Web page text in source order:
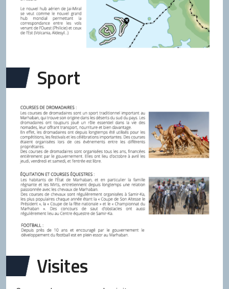
Sport
Visites